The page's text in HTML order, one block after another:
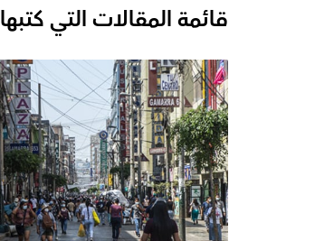
قائمة المقالات التي كتبها